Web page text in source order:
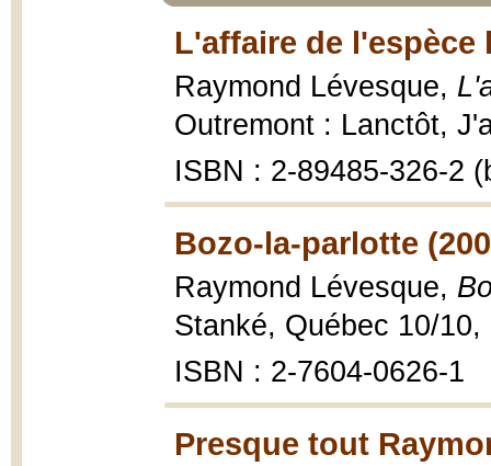
L'affaire de l'espèce
Raymond Lévesque,
Outremont : Lanctôt,
ISBN : 2-89485-326-2
Bozo-la-parlotte
Raymond Lévesque,
Stanké, Québec 10/10,
ISBN : 2-7604-0626-1
Presque tout